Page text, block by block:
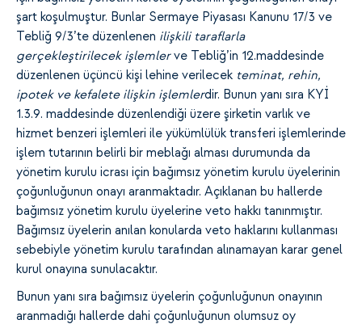
şart koşulmuştur. Bunlar Sermaye Piyasası Kanunu 17/3 ve
Tebliğ 9/3’te düzenlenen ilişkili taraflarla
gerçekleştirilecek işlemlerve Tebliğ’in 12.maddesinde
düzenlenen üçüncü kişi lehine verilecek teminat, rehin,
ipotek ve kefalete ilişkin işlemlerdir. Bunun yanı sıra KYİ
1.3.9. maddesinde düzenlendiği üzere şirketin varlık ve
hizmet benzeri işlemleri ile yükümlülük transferi işlemlerinde
işlem tutarının belirli bir meblağı alması durumunda da
yönetim kurulu icrası için bağımsız yönetim kurulu üyelerinin
çoğunluğunun onayı aranmaktadır. Açıklanan bu hallerde
bağımsız yönetim kurulu üyelerine veto hakkı tanınmıştır.
Bağımsız üyelerin anılan konularda veto haklarını kullanması
sebebiyle yönetim kurulu tarafından alınamayan karar genel
kurul onayına sunulacaktır.
Bunun yanı sıra bağımsız üyelerin çoğunluğunun onayının
aranmadığı hallerde dahi çoğunluğunun olumsuz oy